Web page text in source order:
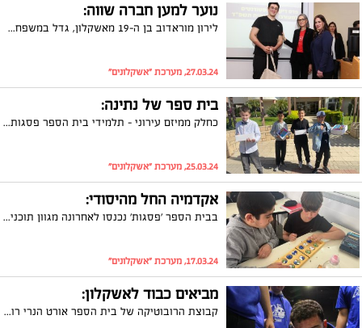
נוער למען חברה שווה:
לירון מוראדוב בן ה-19 מאשקלון, גדל במשפחה מצומצמת והחליט להקדיש את פועלו להפגת תחושת הבדידות של קשישים, זכה בפרס מטעם האוניברסיטה הפתוחה על פועלו.
27.03.24, מערכת "אשקלונים"
בית ספר של נתינה:
כחלק ממיזם עירוני - תלמידי בית הספר פסגות חילקו משלוחי מנות לעובדי בית החולים ברזילי ולעובדי התברואה באשקלון
25.03.24, מערכת "אשקלונים"
אקדמיה החל מהיסודי:
בבית הספר 'פסגות' נכנסו לאחרונה מגוון תוכניות אקדמיות שמטרתן לפתח כישורי חשיבה אצל התלמידים.
17.03.24, מערכת "אשקלונים"
מביאים כבוד לאשקלון:
קבוצת הרובוטיקה של בית הספר אורט הנרי רונסון זכתה בפרס השופטים בתחרות ארצית יוקרתית